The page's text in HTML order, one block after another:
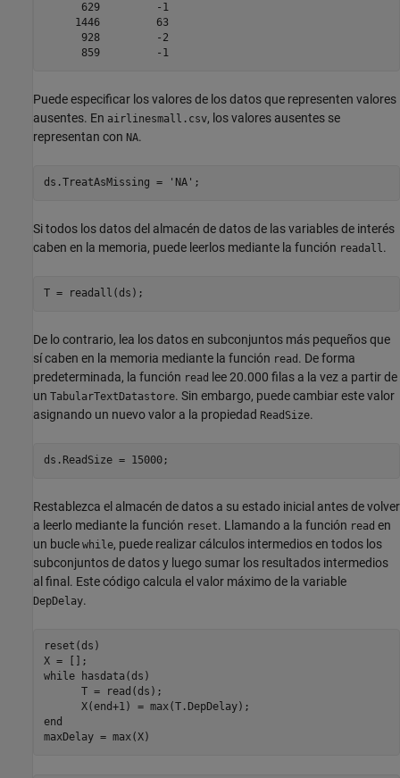
      629         -1
     1446         63
      928         -2
      859         -1
Puede especificar los valores de los datos que representen valores
ausentes. En airlinesmall.csv, los valores ausentes se
representan con NA.
ds.TreatAsMissing = 'NA' ;
Si todos los datos del almacén de datos de las variables de interés
caben en la memoria, puede leerlos mediante la función readall .
T = readall(ds);
De lo contrario, lea los datos en subconjuntos más pequeños que
sí caben en la memoria mediante la función read . De forma
predeterminada, la función read lee 20.000 filas a la vez a partir de
un TabularTextDatastore. Sin embargo, puede cambiar este valor
asignando un nuevo valor a la propiedad ReadSize.
Restablezca el almacén de datos a su estado inicial antes de volver
a leerlo mediante la función reset. Llamando a la función read en
un bucle while, puede realizar cálculos intermedios en todos los
subconjuntos de datos y luego sumar los resultados intermedios
al final. Este código calcula el valor máximo de la variable
DepDelay.
reset(ds)
while hasdata(ds)
      T = read(ds);
end